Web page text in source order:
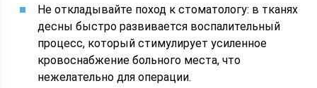
Не откладывайте поход к стоматологу: в тканях
десны быстро развивается воспалительный
процесс, который стимулирует усиленное
кровоснабжение больного места, что
нежелательно для операции.